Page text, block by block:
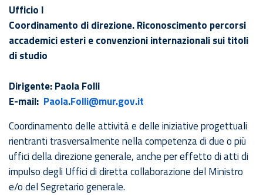
Ufficio I
Coordinamento di direzione. Riconoscimento percorsi
accademici esteri e convenzioni internazionali sui titoli
di studio
Dirigente: Paola Folli
E-mail: Paola.Folli@mur.gov.it
Coordinamento delle attività e delle iniziative progettuali
rientranti trasversalmente nella competenza di due o più
uffici della direzione generale, anche per effetto di atti di
impulso degli Uffici di diretta collaborazione del Ministro
e/o del Segretario generale.